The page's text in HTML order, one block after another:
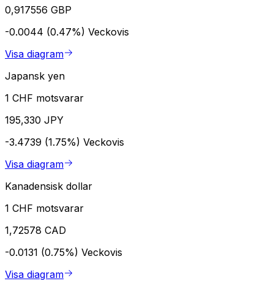
0,917556 GBP
-0.0044 (0.47%) Veckovis
Visa diagram
Japansk yen
1 CHF motsvarar
195,330 JPY
-3.4739 (1.75%) Veckovis
Visa diagram
Kanadensisk dollar
1 CHF motsvarar
1,72578 CAD
-0.0131 (0.75%) Veckovis
Visa diagram